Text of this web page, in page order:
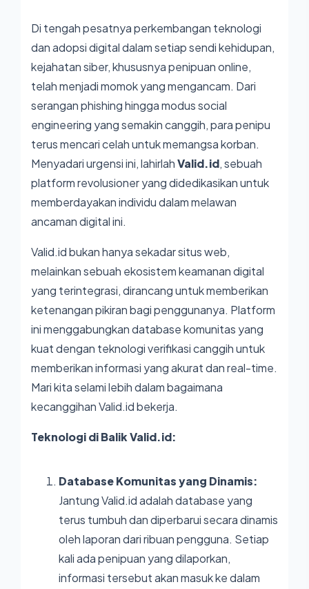
Di tengah pesatnya perkembangan teknologi
dan adopsi digital dalam setiap sendi kehidupan,
kejahatan siber, khususnya penipuan online,
telah menjadi momok yang mengancam. Dari
serangan phishing hingga modus social
engineering yang semakin canggih, para penipu
terus mencari celah untuk memangsa korban.
Menyadari urgensi ini, lahirlahValid.id, sebuah
platform revolusioner yang didedikasikan untuk
memberdayakan individu dalam melawan
ancaman digital ini.
Valid.id bukan hanya sekadar situs web,
melainkan sebuah ekosistem keamanan digital
yang terintegrasi, dirancang untuk memberikan
ketenangan pikiran bagi penggunanya. Platform
ini menggabungkan database komunitas yang
kuat dengan teknologi verifikasi canggih untuk
memberikan informasi yang akurat dan real-time.
Mari kita selami lebih dalam bagaimana
kecanggihanValid.idbekerja.
Teknologi di Balik Valid.id:
Database Komunitas yang Dinamis:
JantungValid.idadalah database yang
terus tumbuh dan diperbarui secara dinamis
oleh laporan dari ribuan pengguna. Setiap
kali ada penipuan yang dilaporkan,
informasi tersebut akan masuk ke dalam